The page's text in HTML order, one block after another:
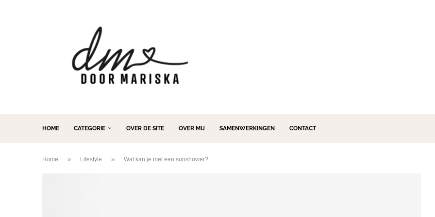
HOME CATEGORIE OVER DE SITE OVER MIJ SAMENWERKINGEN CONTACT
Home » Lifestyle » Wat kan je met een sunshower?